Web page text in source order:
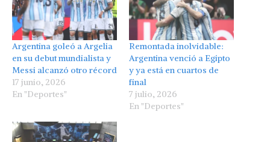
Argentina goleó a Argelia
en su debut mundialista y
Messi alcanzó otro récord
17 junio, 2026
En "Deportes"
Remontada inolvidable:
Argentina venció a Egipto
y ya está en cuartos de
final
7 julio, 2026
En "Deportes"